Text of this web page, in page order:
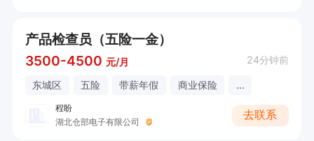
产品检查员（五险一金）
3500-4500 元/月 24分钟前
东城区 五险 带薪年假 商业保险 ...
程盼
湖北仓部电子有限公司
去联系